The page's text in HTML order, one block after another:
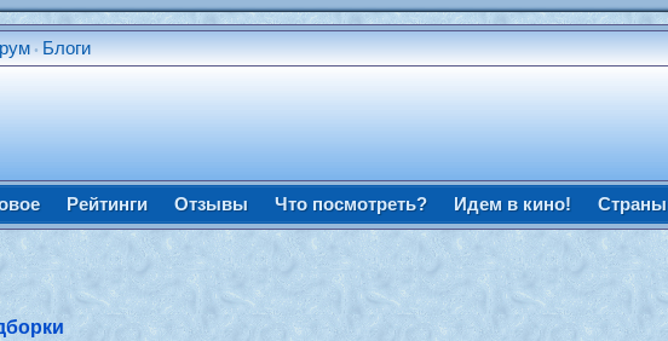
• Блоги
Рейтинги Отзывы Что посмотреть? Идем в кино! Страны